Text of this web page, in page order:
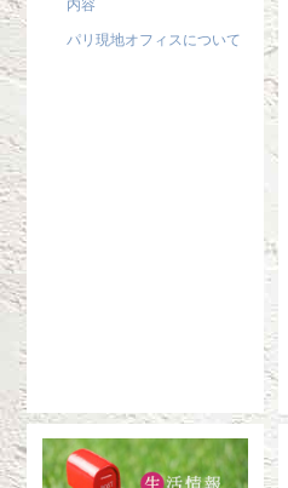
内容
パリ現地オフィスについて